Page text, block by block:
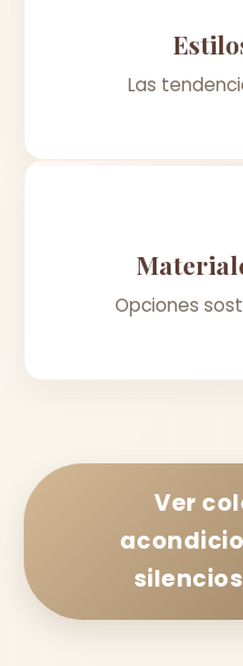
Las
Opciones
Ver